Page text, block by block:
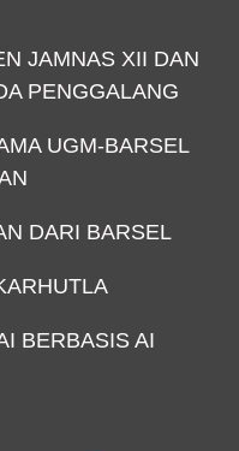
JAMNAS XII DAN
PENGGALANG
UGM-BARSEL
DARI BARSEL
BERBASIS AI